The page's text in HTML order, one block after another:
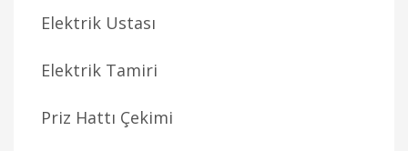
Elektrik Ustası
Elektrik Tamiri
Priz Hattı Çekimi